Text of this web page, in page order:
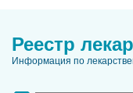
Реестр
Информация по